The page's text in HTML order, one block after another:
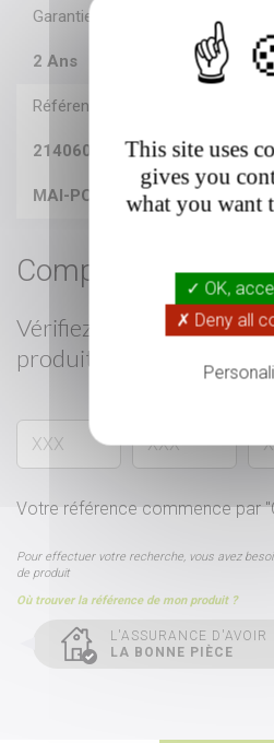
Garantie
2 Ans
Référence
214060344
MAI-PC3ZB
Compatibilité
Vérifiez les pièces
produit
Votre référence commence par
Pour effectuer votre recherche, vous avez
de produit
Où trouver la référence de mon produit ?
L'ASSURANCE D'AVOIR
LA BONNE PIÈCE
This site uses
gives you
what you want
✓ OK,
✗ Deny all